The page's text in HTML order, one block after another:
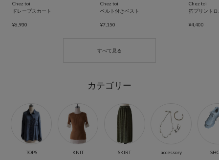
Chez toi
ドレープスカート
¥6,930
Chez toi
ベルト付きベスト
¥7,150
Chez toi
箔プリントロ
¥4,400
カテゴリー
TOPS KNIT SKIRT accessory